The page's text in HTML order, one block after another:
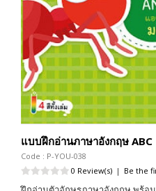
แบบฝึกอ่านภาษาอังกฤษ ABC
Code : P-YOU-038
0 Review(s) | Be the